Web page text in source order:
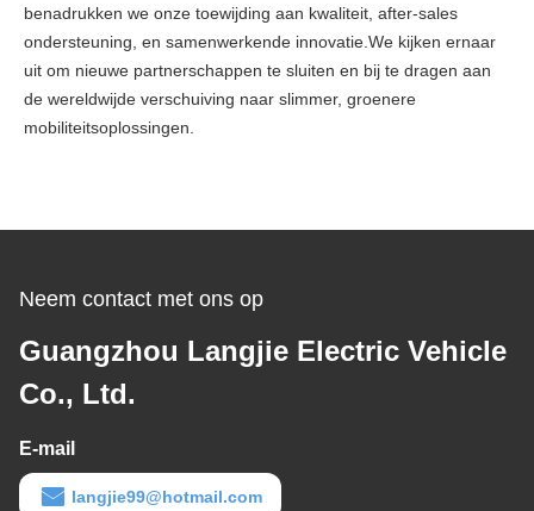
benadrukken we onze toewijding aan kwaliteit, after-sales
ondersteuning, en samenwerkende innovatie.We kijken ernaar
uit om nieuwe partnerschappen te sluiten en bij te dragen aan
de wereldwijde verschuiving naar slimmer, groenere
mobiliteitsoplossingen.
Neem contact met ons op
Guangzhou Langjie Electric Vehicle
Co., Ltd.
E-mail
langjie99@hotmail.com